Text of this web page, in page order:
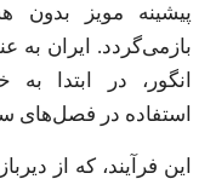
پیشینه مویز بدون
بازمی‌گردد. ایران به
انگور، در ابتدا
استفاده در فصل‌های
این فرآیند، که از